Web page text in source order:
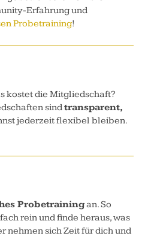
Erfahrung und
Probetraining!
kostet die Mitgliedschaft?
sindtransparent,
jederzeit flexibel bleiben.
Probetrainingan. So
rein und finde heraus, was
nehmen sich Zeit für dich und